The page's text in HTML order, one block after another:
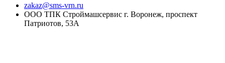
zakaz@sms-vrn.ru
ООО ТПК Строймашсервис г. Воронеж, проспект
Патриотов, 53А